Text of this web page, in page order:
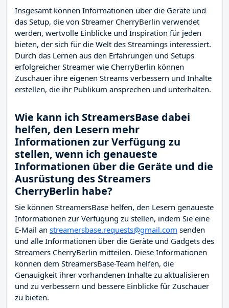
Insgesamt können Informationen über die Geräte und
das Setup, die von Streamer CherryBerlin verwendet
werden, wertvolle Einblicke und Inspiration für jeden
bieten, der sich für die Welt des Streamings interessiert.
Durch das Lernen aus den Erfahrungen und Setups
erfolgreicher Streamer wie CherryBerlin können
Zuschauer ihre eigenen Streams verbessern und Inhalte
erstellen, die ihr Publikum ansprechen und unterhalten.
Wie kann ich StreamersBase dabei
helfen, den Lesern mehr
Informationen zur Verfügung zu
stellen, wenn ich genaueste
Informationen über die Geräte und die
Ausrüstung des Streamers
CherryBerlin habe?
Sie können StreamersBase helfen, den Lesern genaueste
Informationen zur Verfügung zu stellen, indem Sie eine
E-Mail an streamersbase.requests@gmail.com senden
und alle Informationen über die Geräte und Gadgets des
Streamers CherryBerlin mitteilen. Diese Informationen
können dem StreamersBase-Team helfen, die
Genauigkeit ihrer vorhandenen Inhalte zu aktualisieren
und zu verbessern und bessere Einblicke für Zuschauer
zu bieten.